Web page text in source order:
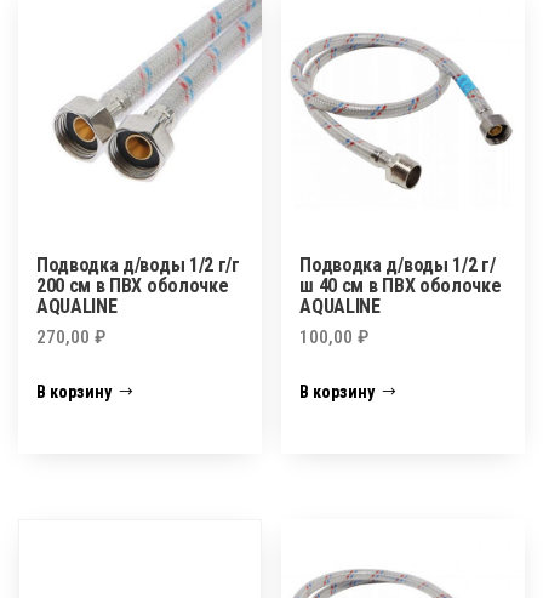
Подводка д/воды 1/2 г/г
200 см в ПВХ оболочке
AQUALINE
270,00 ₽
В корзину
Подводка д/воды 1/2 г/
ш 40 см в ПВХ оболочке
AQUALINE
100,00₽
В корзину